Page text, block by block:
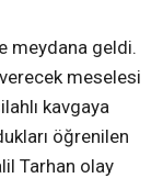
meydana geldi.
meselesi
kavgaya
öğrenilen
Tarhan olay